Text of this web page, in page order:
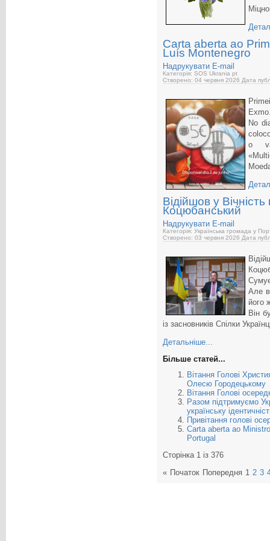
Carta aberta ao
Luís Montenegro
Надрукувати E-mail
Категорія: SOS Ukrania pt
Створено: 04 червня 2026 Дата
No
o
Відійшов у
Коцюбанський
Надрукувати E-mail
Категорія: Українська громада у
Створено: 03 червня 2026 Дата
Але
його
Він
із засновників Спілки
Детальніше...
Більше статей...
Вітання Голові
Олесю Городецькому
Вітання Голові
Разом підтримуємо
українську
Привітання голові
Carta aberta ao
Portugal
Сторінка 1 із 376
« Початок Попередня 1 2 3